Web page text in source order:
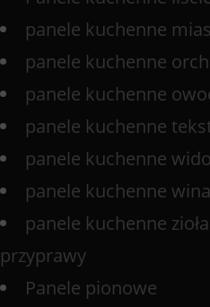
panele kuchenne
panele kuchenne
panele kuchenne
panele kuchenne
panele kuchenne
panele kuchenne wina
panele kuchenne zioła
przyprawy
Panele pionowe